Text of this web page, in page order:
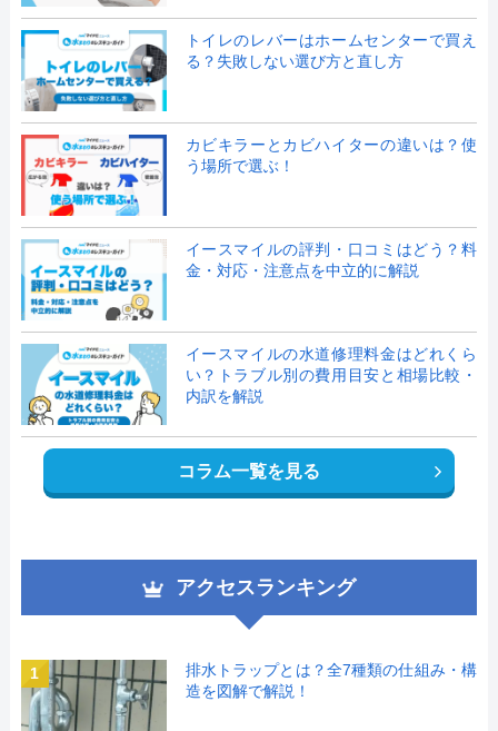
トイレのレバーはホームセンターで買え
る？失敗しない選び方と直し方
カビキラーとカビハイターの違いは？使
う場所で選ぶ！
イースマイルの評判・口コミはどう？料
金・対応・注意点を中立的に解説
イースマイルの水道修理料金はどれくら
い？トラブル別の費用目安と相場比較・
内訳を解説
コラム一覧を見る
アクセスランキング
1
排水トラップとは？全7種類の仕組み・構
造を図解で解説！